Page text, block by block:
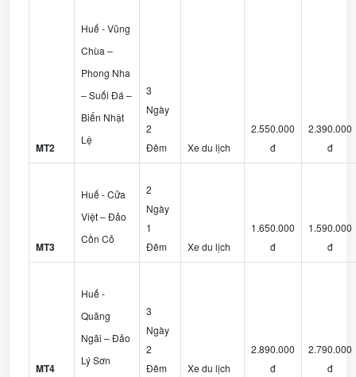
MT2
Huế - Vũng
Chùa –
Phong Nha
– Suối Đá –
Biển Nhật
Lệ
3
Ngày
2
Đêm
Xe du lịch
2.550.000
đ
2.390.000
đ
MT3
Huế - Cửa
Việt – Đảo
Cồn Cỏ
2
Ngày
1
Đêm
Xe du lịch
1.650.000
đ
1.590.000
đ
MT4
Huế -
Quãng
Ngãi – Đảo
Lý Sơn
3
Ngày
2
Đêm
Xe du lịch
2.890.000
đ
2.790.000
đ